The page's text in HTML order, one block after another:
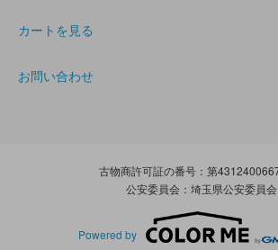
カートを見る
お問い合わせ
古物商許可証の番号：第
公安委員会：埼玉県公安委員会
Powered by